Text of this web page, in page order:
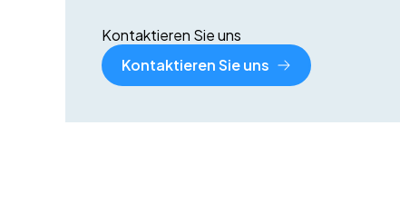
Kontaktieren Sie uns
Kontaktieren Sie uns